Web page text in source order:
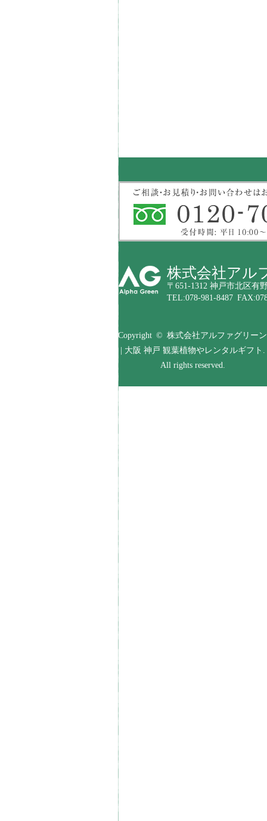
株式会社アル
〒651-1312 神戸市北区有
TEL:078-981-8487
Copyright © 株式会社アルファグリーン
| 大阪 神戸 観葉植物やレンタルギフト.
All rights reserved.